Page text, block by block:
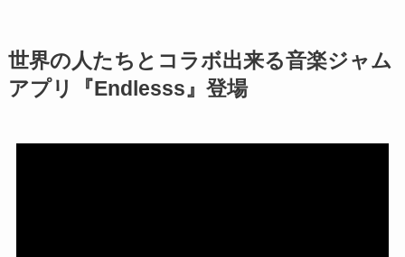
世界の人たちとコラボ出来る音楽ジャム
アプリ『Endlesss』登場